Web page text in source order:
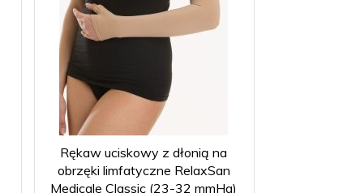
Rękaw uciskowy z dłonią na
obrzęki limfatyczne RelaxSan
Medicale Classic (23-32 mmHg)